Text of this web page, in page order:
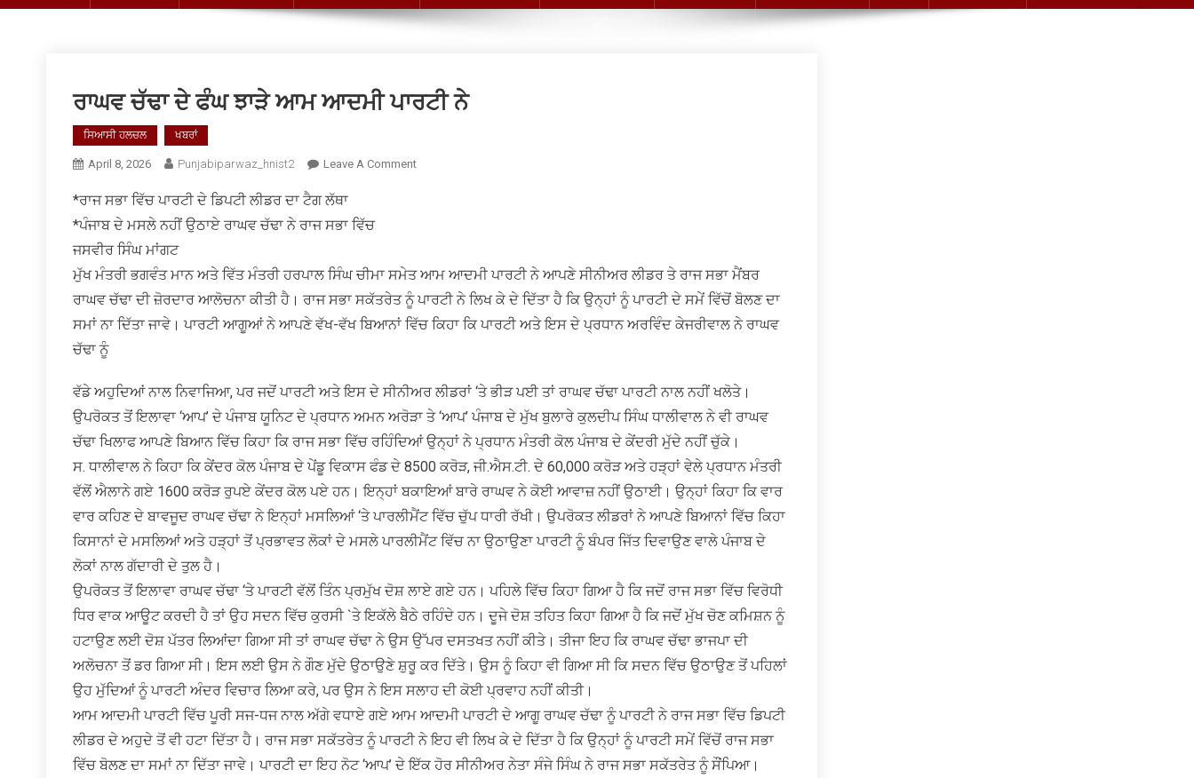
ਰਾਘਵ ਚੱਢਾ ਦੇ ਫੰਘ ਝਾੜੇ ਆਮ ਆਦਮੀ ਪਾਰਟੀ ਨੇ
ਸਿਆਸੀ ਹਲਚਲ ਖਬਰਾਂ
April 8, 2026 Punjabiparwaz_hnist2 Leave A CommentOn
ਆਦਮੀ
ਪਾਰਟੀ
*ਰਾਜ ਸਭਾ ਵਿੱਚ ਪਾਰਟੀ ਦੇ ਡਿਪਟੀ ਲੀਡਰ ਦਾ ਟੈਗ ਲੱਥਾ
*ਪੰਜਾਬ ਦੇ ਮਸਲੇ ਨਹੀਂ ਉਠਾਏ ਰਾਘਵ ਚੱਢਾ ਨੇ ਰਾਜ ਸਭਾ ਵਿੱਚ
ਜਸਵੀਰ ਸਿੰਘ ਮਾਂਗਟ
ਮੁੱਖ ਮੰਤਰੀ ਭਗਵੰਤ ਮਾਨ ਅਤੇ ਵਿੱਤ ਮੰਤਰੀ ਹਰਪਾਲ ਸਿੰਘ ਚੀਮਾ ਸਮੇਤ ਆਮ ਆਦਮੀ ਪਾਰਟੀ ਨੇ ਆਪਣੇ ਸੀਨੀਅਰ ਲੀਡਰ ਤੇ ਰਾਜ ਸਭਾ ਮੈਂਬਰ
ਰਾਘਵ ਚੱਢਾ ਦੀ ਜ਼ੋਰਦਾਰ ਆਲੋਚਨਾ ਕੀਤੀ ਹੈ। ਰਾਜ ਸਭਾ ਸਕੱਤਰੇਤ ਨੂੰ ਪਾਰਟੀ ਨੇ ਲਿਖ ਕੇ ਦੇ ਦਿੱਤਾ ਹੈ ਕਿ ਉਨ੍ਹਾਂ ਨੂੰ ਪਾਰਟੀ ਦੇ ਸਮੇਂ ਵਿੱਚੋਂ ਬੋਲਣ ਦਾ
ਸਮਾਂ ਨਾ ਦਿੱਤਾ ਜਾਵੇ। ਪਾਰਟੀ ਆਗੂਆਂ ਨੇ ਆਪਣੇ ਵੱਖ-ਵੱਖ ਬਿਆਨਾਂ ਵਿੱਚ ਕਿਹਾ ਕਿ ਪਾਰਟੀ ਅਤੇ ਇਸ ਦੇ ਪ੍ਰਧਾਨ ਅਰਵਿੰਦ ਕੇਜਰੀਵਾਲ ਨੇ ਰਾਘਵ
ਚੱਢਾ ਨੂੰ
ਵੱਡੇ ਅਹੁਦਿਆਂ ਨਾਲ ਨਿਵਾਜਿਆ, ਪਰ ਜਦੋਂ ਪਾਰਟੀ ਅਤੇ ਇਸ ਦੇ ਸੀਨੀਅਰ ਲੀਡਰਾਂ ‘ਤੇ ਭੀੜ ਪਈ ਤਾਂ ਰਾਘਵ ਚੱਢਾ ਪਾਰਟੀ ਨਾਲ ਨਹੀਂ ਖਲੋਤੇ।
ਉਪਰੋਕਤ ਤੋਂ ਇਲਾਵਾ ‘ਆਪ’ ਦੇ ਪੰਜਾਬ ਯੂਨਿਟ ਦੇ ਪ੍ਰਧਾਨ ਅਮਨ ਅਰੋੜਾ ਤੇ ‘ਆਪ’ ਪੰਜਾਬ ਦੇ ਮੁੱਖ ਬੁਲਾਰੇ ਕੁਲਦੀਪ ਸਿੰਘ ਧਾਲੀਵਾਲ ਨੇ ਵੀ ਰਾਘਵ
ਚੱਢਾ ਖਿਲਾਫ ਆਪਣੇ ਬਿਆਨ ਵਿੱਚ ਕਿਹਾ ਕਿ ਰਾਜ ਸਭਾ ਵਿੱਚ ਰਹਿੰਦਿਆਂ ਉਨ੍ਹਾਂ ਨੇ ਪ੍ਰਧਾਨ ਮੰਤਰੀ ਕੋਲ ਪੰਜਾਬ ਦੇ ਕੇਂਦਰੀ ਮੁੱਦੇ ਨਹੀਂ ਚੁੱਕੇ।
ਸ. ਧਾਲੀਵਾਲ ਨੇ ਕਿਹਾ ਕਿ ਕੇਂਦਰ ਕੋਲ ਪੰਜਾਬ ਦੇ ਪੇਂਡੂ ਵਿਕਾਸ ਫੰਡ ਦੇ 8500 ਕਰੋੜ, ਜੀ.ਐਸ.ਟੀ. ਦੇ 60,000 ਕਰੋੜ ਅਤੇ ਹੜ੍ਹਾਂ ਵੇਲੇ ਪ੍ਰਧਾਨ ਮੰਤਰੀ
ਵੱਲੋਂ ਐਲਾਨੇ ਗਏ 1600 ਕਰੋੜ ਰੁਪਏ ਕੇਂਦਰ ਕੋਲ ਪਏ ਹਨ। ਇਨ੍ਹਾਂ ਬਕਾਇਆਂ ਬਾਰੇ ਰਾਘਵ ਨੇ ਕੋਈ ਆਵਾਜ਼ ਨਹੀਂ ਉਠਾਈ। ਉਨ੍ਹਾਂ ਕਿਹਾ ਕਿ ਵਾਰ
ਵਾਰ ਕਹਿਣ ਦੇ ਬਾਵਜੂਦ ਰਾਘਵ ਚੱਢਾ ਨੇ ਇਨ੍ਹਾਂ ਮਸਲਿਆਂ ‘ਤੇ ਪਾਰਲੀਮੈਂਟ ਵਿੱਚ ਚੁੱਪ ਧਾਰੀ ਰੱਖੀ। ਉਪਰੋਕਤ ਲੀਡਰਾਂ ਨੇ ਆਪਣੇ ਬਿਆਨਾਂ ਵਿੱਚ ਕਿਹਾ
ਕਿਸਾਨਾਂ ਦੇ ਮਸਲਿਆਂ ਅਤੇ ਹੜ੍ਹਾਂ ਤੋਂ ਪ੍ਰਭਾਵਤ ਲੋਕਾਂ ਦੇ ਮਸਲੇ ਪਾਰਲੀਮੈਂਟ ਵਿੱਚ ਨਾ ਉਠਾਉਣਾ ਪਾਰਟੀ ਨੂੰ ਬੰਪਰ ਜਿੱਤ ਦਿਵਾਉਣ ਵਾਲੇ ਪੰਜਾਬ ਦੇ
ਲੋਕਾਂ ਨਾਲ ਗੱਦਾਰੀ ਦੇ ਤੁਲ ਹੈ।
ਉਪਰੋਕਤ ਤੋਂ ਇਲਾਵਾ ਰਾਘਵ ਚੱਢਾ ‘ਤੇ ਪਾਰਟੀ ਵੱਲੋਂ ਤਿੰਨ ਪ੍ਰਮੁੱਖ ਦੋਸ਼ ਲਾਏ ਗਏ ਹਨ। ਪਹਿਲੇ ਵਿੱਚ ਕਿਹਾ ਗਿਆ ਹੈ ਕਿ ਜਦੋਂ ਰਾਜ ਸਭਾ ਵਿੱਚ ਵਿਰੋਧੀ
ਧਿਰ ਵਾਕ ਆਊਟ ਕਰਦੀ ਹੈ ਤਾਂ ਉਹ ਸਦਨ ਵਿੱਚ ਕੁਰਸੀ `ਤੇ ਇਕੱਲੇ ਬੈਠੇ ਰਹਿੰਦੇ ਹਨ। ਦੂਜੇ ਦੋਸ਼ ਤਹਿਤ ਕਿਹਾ ਗਿਆ ਹੈ ਕਿ ਜਦੋਂ ਮੁੱਖ ਚੋਣ ਕਮਿਸ਼ਨ ਨੂੰ
ਹਟਾਉਣ ਲਈ ਦੋਸ਼ ਪੱਤਰ ਲਿਆਂਦਾ ਗਿਆ ਸੀ ਤਾਂ ਰਾਘਵ ਚੱਢਾ ਨੇ ਉਸ ਉੱਪਰ ਦਸਤਖਤ ਨਹੀਂ ਕੀਤੇ। ਤੀਜਾ ਇਹ ਕਿ ਰਾਘਵ ਚੱਢਾ ਭਾਜਪਾ ਦੀ
ਅਲੋਚਨਾ ਤੋਂ ਡਰ ਗਿਆ ਸੀ। ਇਸ ਲਈ ਉਸ ਨੇ ਗੌਣ ਮੁੱਦੇ ਉਠਾਉਣੇ ਸ਼ੁਰੂ ਕਰ ਦਿੱਤੇ। ਉਸ ਨੂੰ ਕਿਹਾ ਵੀ ਗਿਆ ਸੀ ਕਿ ਸਦਨ ਵਿੱਚ ਉਠਾਉਣ ਤੋਂ ਪਹਿਲਾਂ
ਉਹ ਮੁੱਦਿਆਂ ਨੂੰ ਪਾਰਟੀ ਅੰਦਰ ਵਿਚਾਰ ਲਿਆ ਕਰੇ, ਪਰ ਉਸ ਨੇ ਇਸ ਸਲਾਹ ਦੀ ਕੋਈ ਪ੍ਰਵਾਹ ਨਹੀਂ ਕੀਤੀ।
ਆਮ ਆਦਮੀ ਪਾਰਟੀ ਵਿੱਚ ਪੂਰੀ ਸਜ-ਧਜ ਨਾਲ ਅੱਗੇ ਵਧਾਏ ਗਏ ਆਮ ਆਦਮੀ ਪਾਰਟੀ ਦੇ ਆਗੂ ਰਾਘਵ ਚੱਢਾ ਨੂੰ ਪਾਰਟੀ ਨੇ ਰਾਜ ਸਭਾ ਵਿੱਚ ਡਿਪਟੀ
ਲੀਡਰ ਦੇ ਅਹੁਦੇ ਤੋਂ ਵੀ ਹਟਾ ਦਿੱਤਾ ਹੈ। ਰਾਜ ਸਭਾ ਸਕੱਤਰੇਤ ਨੂੰ ਪਾਰਟੀ ਨੇ ਇਹ ਵੀ ਲਿਖ ਕੇ ਦੇ ਦਿੱਤਾ ਹੈ ਕਿ ਉਨ੍ਹਾਂ ਨੂੰ ਪਾਰਟੀ ਸਮੇਂ ਵਿੱਚੋਂ ਰਾਜ ਸਭਾ
ਵਿੱਚ ਬੋਲਣ ਦਾ ਸਮਾਂ ਨਾ ਦਿੱਤਾ ਜਾਵੇ। ਪਾਰਟੀ ਦਾ ਇਹ ਨੋਟ ‘ਆਪ’ ਦੇ ਇੱਕ ਹੋਰ ਸੀਨੀਅਰ ਨੇਤਾ ਸੰਜੇ ਸਿੰਘ ਨੇ ਰਾਜ ਸਭਾ ਸਕੱਤਰੇਤ ਨੂੰ ਸੌਂਪਿਆ।